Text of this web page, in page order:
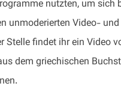
nutzten, um
unmoderierten Video-
findet ihr ein Video
dem griechischen